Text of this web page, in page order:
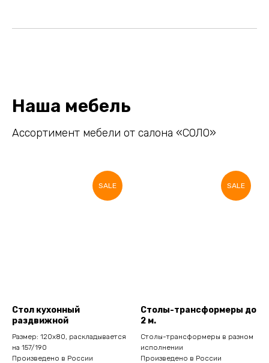
Наша мебель
Ассортимент мебели от салона «СОЛО»
SALE
Стол кухонный
раздвижной
Размер: 120х80, раскладывается
на 157/190
Произведено в России
SALE
Столы-трансформеры до
2 м.
Столы-трансформеры в разном
исполнении
Произведено в России